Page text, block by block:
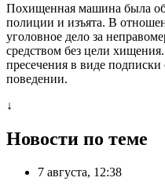
Похищенная машина была
полиции и изъята. В
уголовное дело за
средством без цели
пресечения в виде
поведении.
↓
Новости по теме
7 августа, 12:38